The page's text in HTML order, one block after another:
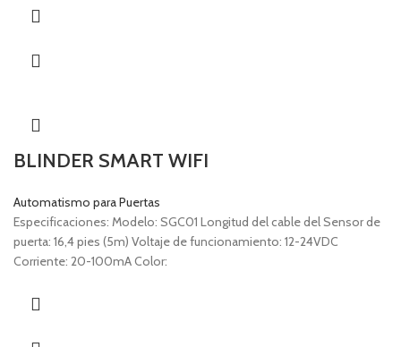
BLINDER SMART WIFI
Automatismo para Puertas
Especificaciones: Modelo: SGC01 Longitud del cable del Sensor de
puerta: 16,4 pies (5m) Voltaje de funcionamiento: 12-24VDC
Corriente: 20-100mA Color: